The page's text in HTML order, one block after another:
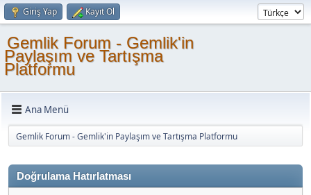
Giriş Yap Kayıt Ol
Gemlik Forum - Gemlik'in
Paylaşım ve Tartışma
Platformu
Ana Menü
Gemlik Forum - Gemlik'in Paylaşım ve Tartışma Platformu
Doğrulama Hatırlatması